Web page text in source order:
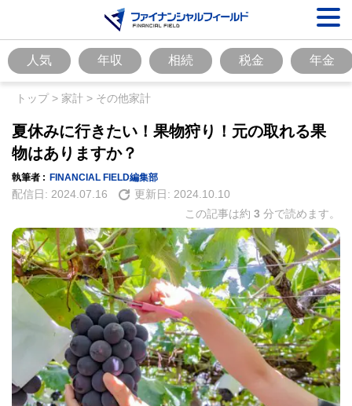
人気 年収 相続 税金 年金
トップ> 家計 > その他家計
夏休みに行きたい！果物狩り！元の取れる果
物はありますか？
執筆者 : FINANCIAL FIELD編集部
配信日: 2024.07.16 更新日: 2024.10.10
この記事は約 3 分で読めます。